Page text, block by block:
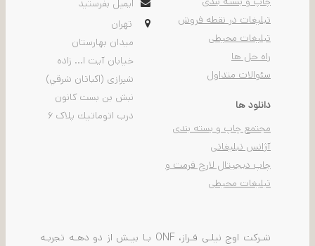
تبلیغات در نقطه فروش
تبلیغات محیطی
راه حل ها
سئوالات متداول
ایمیل بفرستید
تهران
ميدان بهارستان
خيابان آیت ا... زاده
شیرازی (اكباتان شرقي)
نبش بن بست كانون
درب اتوماتيك پلاک ۶
دانلود ها
مجتمع چاپ و بسته بندی
آژانس تبلیغاتی
چاپ دیجیتال لارج فرمت و
تبلیغات محیطی
شـرکت اوج نیلـی فـراز، ONF بـا بیـش از دو دهـه تجربـه